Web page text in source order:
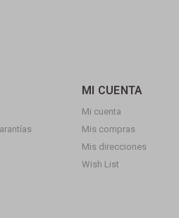
MI CUENTA
Mi cuenta
Mis compras
Mis direcciones
Wish List